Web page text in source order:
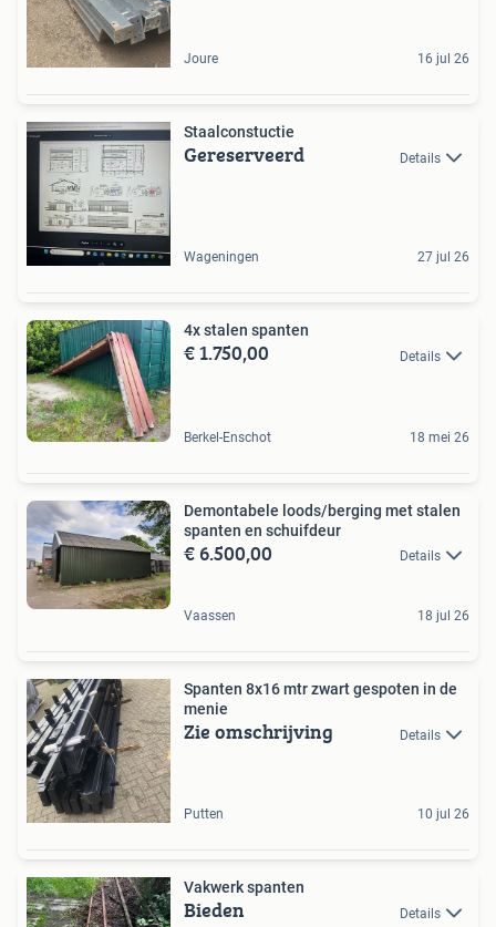
Joure 16 jul 26
Staalconstuctie
Gereserveerd Details
Wageningen 27 jul 26
4x stalen spanten
€ 1.750,00 Details
Berkel-Enschot 18 mei 26
Demontabele loods/berging met stalen
spanten en schuifdeur
€ 6.500,00 Details
Vaassen 18 jul 26
Spanten 8x16 mtr zwart gespoten in de
menie
Zie omschrijving Details
Putten 10 jul 26
Vakwerk spanten
Bieden Details